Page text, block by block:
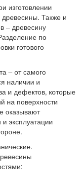
изготовлении
древесины. Также и
– древесину
по
готового
– от самого
наличии и
и дефектов, которые
на поверхности
оказывают
эксплуатации